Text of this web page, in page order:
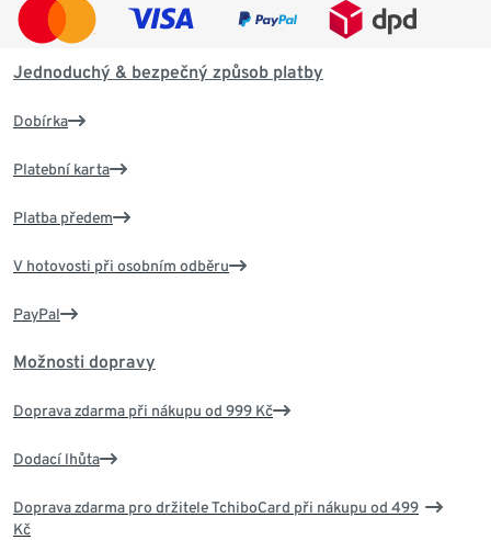
Jednoduchý & bezpečný způsob platby
Dobírka
Platební karta
Platba předem
V hotovosti při osobním odběru
PayPal
Možnosti dopravy
Doprava zdarma při nákupu od 999 Kč
Dodací lhůta
Doprava zdarma pro držitele TchiboCard při nákupu od 499
Kč